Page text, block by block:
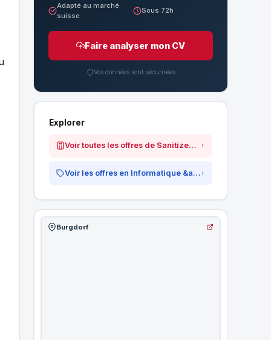
Adapté au marché
suisse
Sous 72h
Faire analyser mon CV
Vos données sont sécurisées
Explorer
Voir toutes les offres de Sanitized AG
Voir les offres en Informatique &amp; IT
Burgdorf